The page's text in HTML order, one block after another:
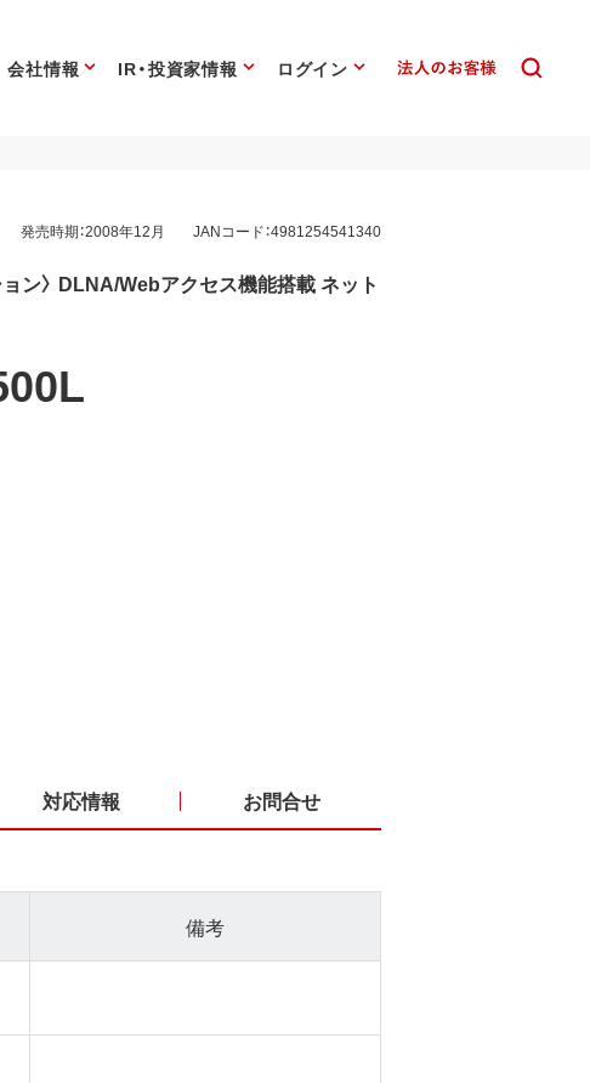
会社情報 IR・投資家情報 ログイン
発売時期：2008年12月 JANコード：4981254541340
ン〉 DLNA/Webアクセス機能搭載 ネット
対応情報 お問合せ
備考